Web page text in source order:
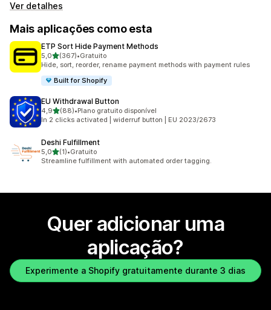
Ver detalhes
Mais aplicações como esta
ETP Sort Hide Payment Methods
5,0de 5 estrelas
(367)
367 total de avaliações
•Gratuito
Hide, sort, reorder, rename payment methods with payment rules
Built for Shopify
EU Withdrawal Button
4,9de 5 estrelas
(88)
88 total de avaliações
•Plano gratuito disponível
In 2 clicks activated | widerruf button | EU 2023/2673
Deshi Fulfillment
5,0de 5 estrelas
(1)
1 total de avaliações
•Gratuito
Streamline fulfillment with automated order tagging.
Quer adicionar uma
aplicação?
Experimente a Shopify gratuitamente durante 3 dias